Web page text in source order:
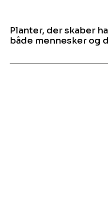
Planter, der skaber
både mennesker og